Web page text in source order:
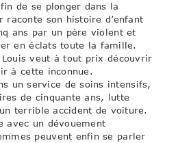
de se plonger dans la
raconte son histoire d’enfant
ans par un père violent et
en éclats toute la famille.
veut à tout prix découvrir
à cette inconnue.
un service de soins intensifs,
de cinquante ans, lutte
terrible accident de voiture.
avec un dévouement
peuvent enfin se parler